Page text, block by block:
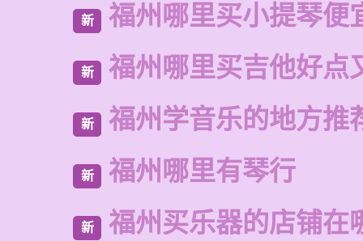
新 福州哪里买小提琴便
新 福州哪里买吉他好点
新 福州学音乐的地方推
新 福州哪里有琴行
新 福州买乐器的店铺在